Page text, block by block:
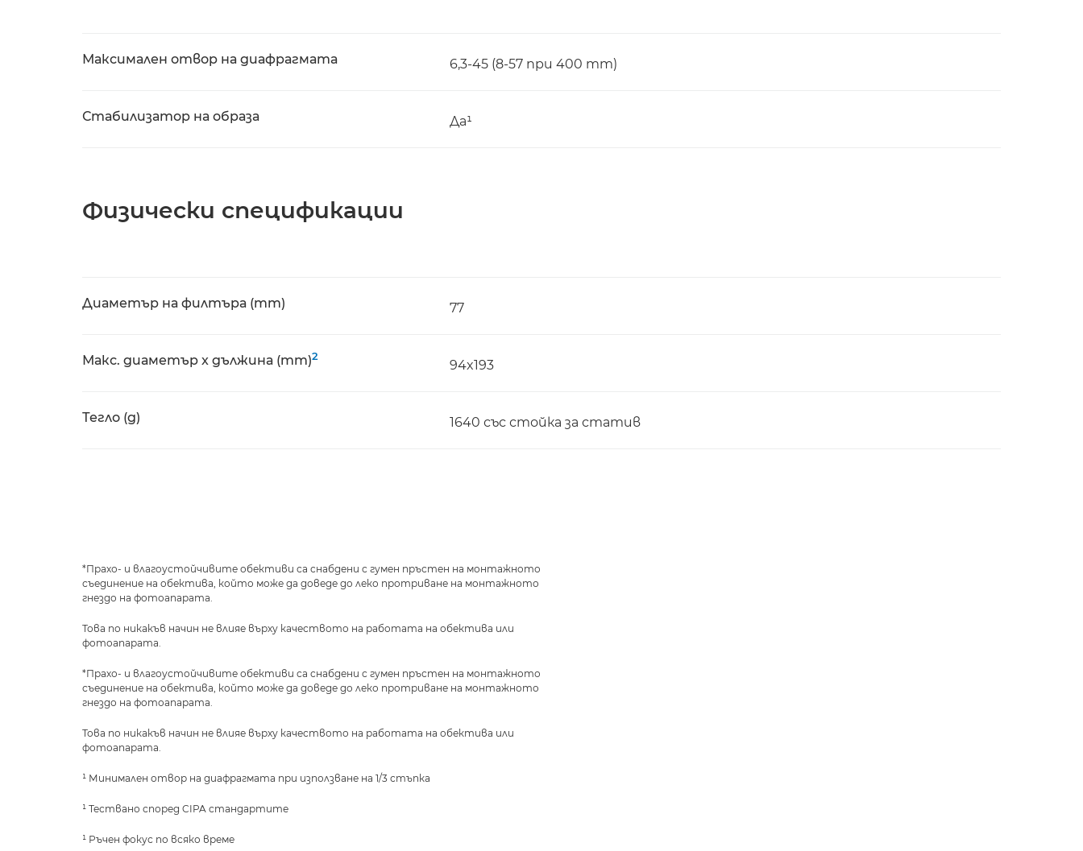
Максимален отвор на диафрагмата 6,3-45 (8-57 при 400 mm)
Стабилизатор на образа Да¹
Физически спецификации
Диаметър на филтъра (mm) 77
Макс. диаметър x дължина (mm)2
94x193
Тегло (g) 1640 със стойка за статив
*Прахо- и влагоустойчивите обективи са снабдени с гумен пръстен на монтажното
съединение на обектива, който може да доведе до леко протриване на монтажното
гнездо на фотоапарата.
Това по никакъв начин не влияе върху качеството на работата на обектива или
фотоапарата.
*Прахо- и влагоустойчивите обективи са снабдени с гумен пръстен на монтажното
съединение на обектива, който може да доведе до леко протриване на монтажното
гнездо на фотоапарата.
Това по никакъв начин не влияе върху качеството на работата на обектива или
фотоапарата.
¹ Минимален отвор на диафрагмата при използване на 1/3 стъпка
¹ Тествано според CIPA стандартите
¹ Ръчен фокус по всяко време